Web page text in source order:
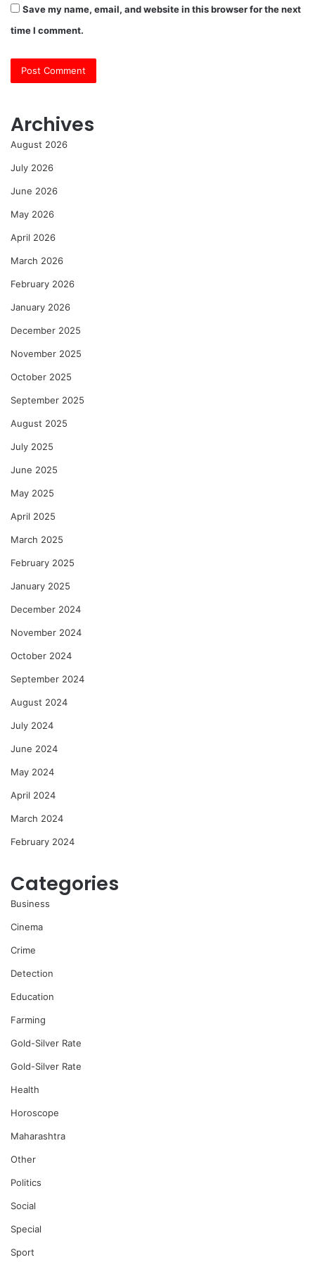
Save my name, email, and website in this browser for the next
time I comment.
Archives
August 2026
July 2026
June 2026
May 2026
April 2026
March 2026
February 2026
January 2026
December 2025
November 2025
October 2025
September 2025
August 2025
July 2025
June 2025
May 2025
April 2025
March 2025
February 2025
January 2025
December 2024
November 2024
October 2024
September 2024
August 2024
July 2024
June 2024
May 2024
April 2024
March 2024
February 2024
Categories
Business
Cinema
Crime
Detection
Education
Farming
Gold-Silver Rate
Gold-Silver Rate
Health
Horoscope
Maharashtra
Other
Politics
Social
Special
Sport